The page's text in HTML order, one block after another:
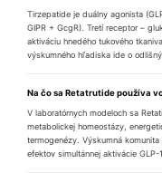
Tirzepatide je duálny agonista
GIPR + GcgR). Tretí receptor –
aktiváciu hnedého tukového
výskumného hľadiska ide o
Na čo sa Retatrutide používa
V laboratórnych modeloch sa
metabolickej homeostázy,
termogenézy. Výskumná
efektov simultánnej aktivácie GLP-